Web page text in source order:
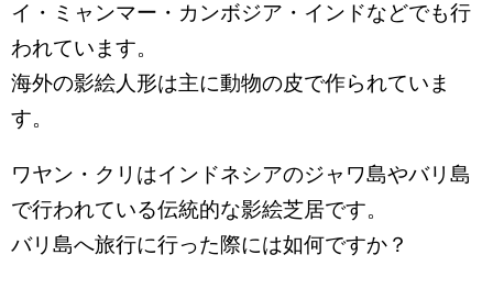
イ・ミャンマー・カンボジア・インドなどでも行
われています。
海外の影絵人形は主に動物の皮で作られていま
す。
ワヤン・クリはインドネシアのジャワ島やバリ島
で行われている伝統的な影絵芝居です。
バリ島へ旅行に行った際には如何ですか？